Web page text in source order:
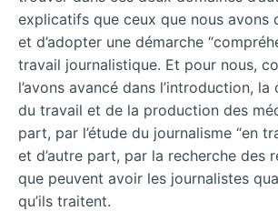
explicatifs que ceux que nous avons
et d’adopter une démarche
travail journalistique. Et pour nous,
l’avons avancé dans l’introduction,
du travail et de la production des
part, par l’étude du journalisme “en
et d’autre part, par la recherche des
que peuvent avoir les journalistes
qu’ils traitent.